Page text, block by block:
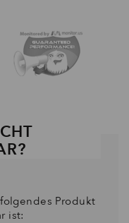
Produkt
ist: